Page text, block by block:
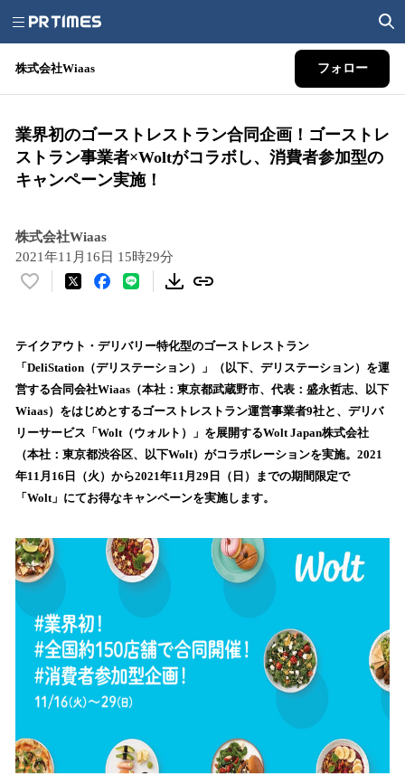
株式会社Wiaas フォロー
業界初のゴーストレストラン合同企画！ゴーストレ
ストラン事業者×Woltがコラボし、消費者参加型の
キャンペーン実施！
株式会社Wiaas
2021年11月16日 15時29分
い
！
数
を
読
込
み
中
で
テイクアウト・デリバリー特化型のゴーストレストラン
「DeliStation（デリステーション）」（以下、デリステーション）を運
営する合同会社Wiaas（本社：東京都武蔵野市、代表：盛永哲志、以下
Wiaas）をはじめとするゴーストレストラン運営事業者9社と、デリバ
リーサービス「Wolt（ウォルト）」を展開するWolt Japan株式会社
（本社：東京都渋谷区、以下Wolt）がコラボレーションを実施。2021
年11月16日（火）から2021年11月29日（日）までの期間限定で
「Wolt」にてお得なキャンペーンを実施します。